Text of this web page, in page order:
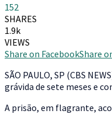
152
SHARES
1.9k
VIEWS
Share on FacebookShare
SÃO PAULO, SP (CBS
grávida de sete meses e
A prisão, em flagrante,